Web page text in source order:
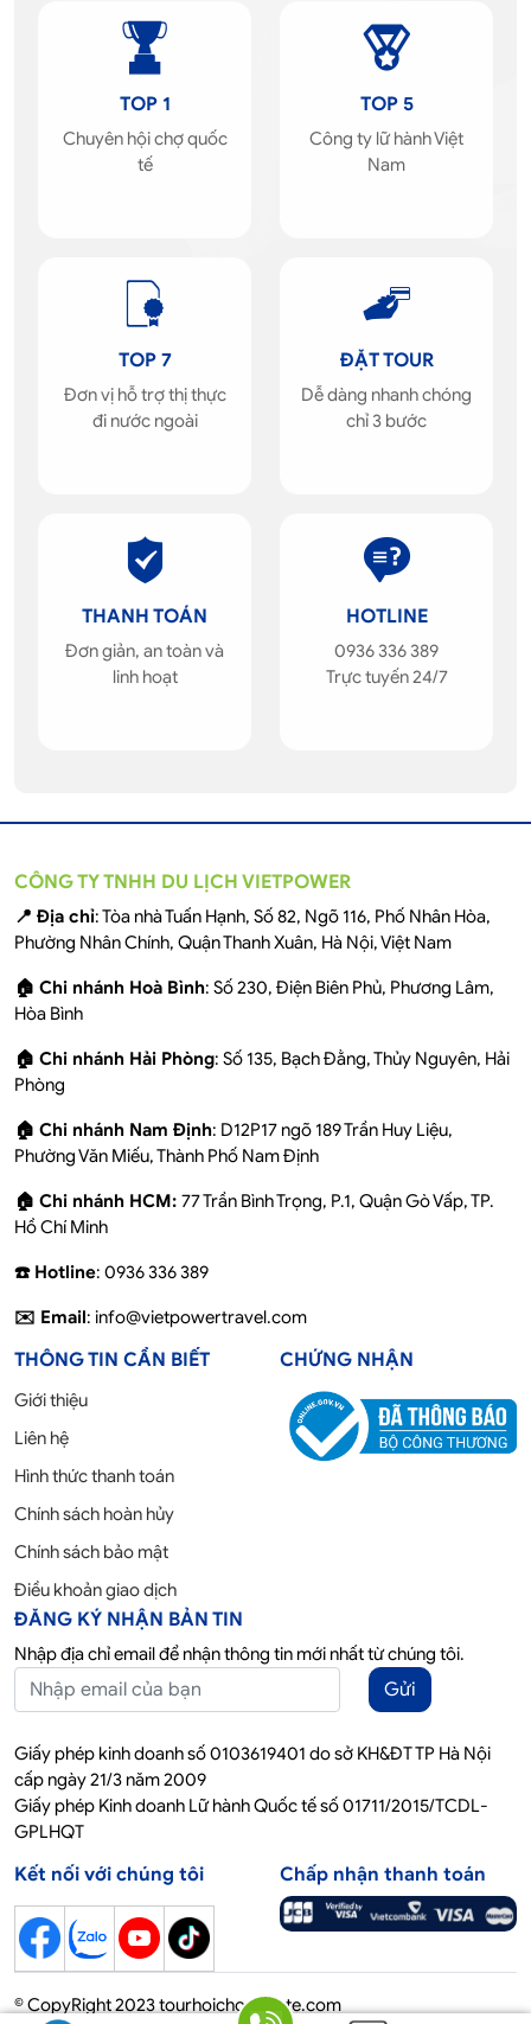
TOP 1
Chuyên hội chợ quốc
tế
TOP 5
Công ty lữ hành Việt
Nam
TOP 7
Đơn vị hỗ trợ thị thực
đi nước ngoài
ĐẶT TOUR
Dễ dàng nhanh chóng
chỉ 3 bước
THANH TOÁN
Đơn giản, an toàn và
linh hoạt
HOTLINE
0936 336 389
Trực tuyến 24/7
CÔNG TY TNHH DU LỊCH VIETPOWER
📍 Địa chỉ: Tòa nhà Tuấn Hạnh, Số 82, Ngõ 116, Phố Nhân Hòa,
Phường Nhân Chính, Quận Thanh Xuân, Hà Nội, Việt Nam
🏠 Chi nhánh Hoà Bình: Số 230, Điện Biên Phủ, Phương Lâm,
Hòa Bình
🏠 Chi nhánh Hải Phòng: Số 135, Bạch Đằng, Thủy Nguyên, Hải
Phòng
🏠 Chi nhánh Nam Định: D12P17 ngõ 189 Trần Huy Liệu,
Phường Văn Miếu, Thành Phố Nam Định
🏠 Chi nhánh HCM: 77 Trần Bình Trọng, P.1, Quận Gò Vấp, TP.
Hồ Chí Minh
☎️ Hotline: 0936 336 389
✉️ Email: info@vietpowertravel.com
THÔNG TIN CẦN BIẾT
Giới thiệu
Liên hệ
Hình thức thanh toán
Chính sách hoàn hủy
Chính sách bảo mật
Điều khoản giao dịch
CHỨNG NHẬN
ĐĂNG KÝ NHẬN BẢN TIN
Nhập địa chỉ email để nhận thông tin mới nhất từ chúng tôi.
Gửi
Giấy phép kinh doanh số 0103619401 do sở KH&ĐT TP Hà Nội
cấp ngày 21/3 năm 2009
Giấy phép Kinh doanh Lữ hành Quốc tế số 01711/2015/TCDL-
GPLHQT
Kết nối với chúng tôi Chấp nhận thanh toán
© CopyRight 2023 tourhoichoquocte.com